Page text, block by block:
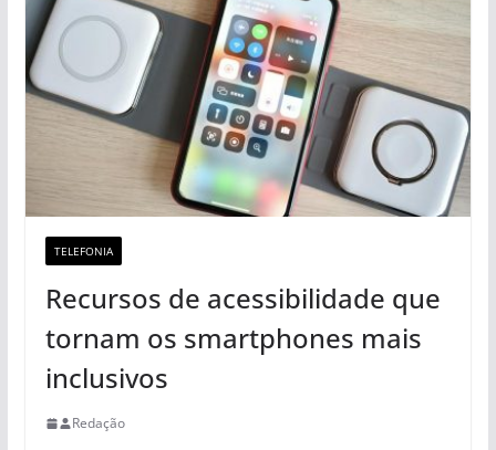
TELEFONIA
Recursos de acessibilidade que
tornam os smartphones mais
inclusivos
Redação